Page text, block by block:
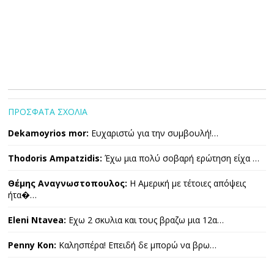
ΠΡΟΣΦΑΤΑ ΣΧΟΛΙΑ
Dekamoyrios mor: Ευχαριστώ για την συμβουλή!…
Thodoris Ampatzidis: Έχω μια πολύ σοβαρή ερώτηση είχα …
Θέμης Αναγνωστοπουλος: Η Αμερική με τέτοιες απόψεις
ήτα�…
Eleni Ntavea: Εχω 2 σκυλια και τους βραζω μια 12α…
Penny Kon: Καλησπέρα! Επειδή δε μπορώ να βρω…